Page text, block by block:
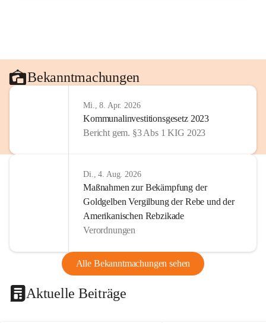
Bekanntmachungen
Mi., 8. Apr. 2026
Kommunalinvestitionsgesetz 2023
Bericht gem. §3 Abs 1 KIG 2023
Di., 4. Aug. 2026
Maßnahmen zur Bekämpfung der
Goldgelben Vergilbung der Rebe und der
Amerikanischen Rebzikade
Verordnungen
Alle Bekanntmachungen sehen
Aktuelle Beiträge